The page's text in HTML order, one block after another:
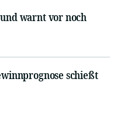
warnt vor noch
schießt